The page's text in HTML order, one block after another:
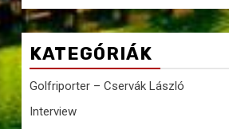
KATEGÓRIÁK
Golfriporter – Cservák László
Interview